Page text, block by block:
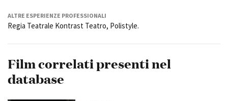
Amministrazione trasparente
ALTRE ESPERIENZE PROFESSIONALI
Regia Teatrale Kontrast Teatro, Polistyle.
Film correlati presenti nel
database